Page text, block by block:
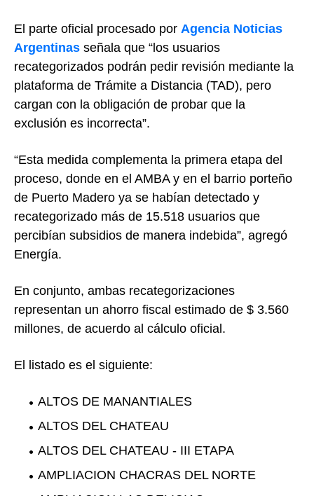
El parte oficial procesado por Agencia Noticias
Argentinas señala que “los usuarios
recategorizados podrán pedir revisión mediante la
plataforma de Trámite a Distancia (TAD), pero
cargan con la obligación de probar que la
exclusión es incorrecta”.
“Esta medida complementa la primera etapa del
proceso, donde en el AMBA y en el barrio porteño
de Puerto Madero ya se habían detectado y
recategorizado más de 15.518 usuarios que
percibían subsidios de manera indebida”, agregó
Energía.
En conjunto, ambas recategorizaciones
representan un ahorro fiscal estimado de $ 3.560
millones, de acuerdo al cálculo oficial.
El listado es el siguiente:
ALTOS DE MANANTIALES
ALTOS DEL CHATEAU
ALTOS DEL CHATEAU - III ETAPA
AMPLIACION CHACRAS DEL NORTE